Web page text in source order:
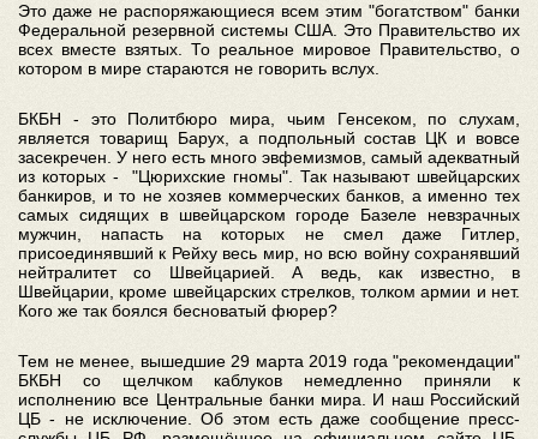
Это даже не распоряжающиеся всем этим "богатством" банки
Федеральной резервной системы США. Это Правительство их
всех вместе взятых. То реальное мировое Правительство, о
котором в мире стараются не говорить вслух.
БКБН - это Политбюро мира, чьим Генсеком, по слухам,
является товарищ Барух, а подпольный состав ЦК и вовсе
засекречен. У него есть много эвфемизмов, самый адекватный
из которых - "Цюрихские гномы". Так называют швейцарских
банкиров, и то не хозяев коммерческих банков, а именно тех
самых сидящих в швейцарском городе Базеле невзрачных
мужчин, напасть на которых не смел даже Гитлер,
присоединявший к Рейху весь мир, но всю войну сохранявший
нейтралитет со Швейцарией. А ведь, как известно, в
Швейцарии, кроме швейцарских стрелков, толком армии и нет.
Кого же так боялся бесноватый фюрер?
Тем не менее, вышедшие 29 марта 2019 года "рекомендации"
БКБН со щелчком каблуков немедленно приняли к
исполнению все Центральные банки мира. И наш Российский
ЦБ - не исключение. Об этом есть даже сообщение пресс-